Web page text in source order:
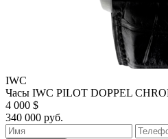
IWC
Часы IWC PILOT DOPPEL
4 000 $
340 000 руб.